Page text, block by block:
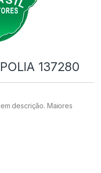
137280
descrição. Maiores